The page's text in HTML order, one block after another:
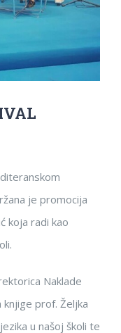
je promocija
koja radi kao
Naklade
prof. Željka
u našoj školi te